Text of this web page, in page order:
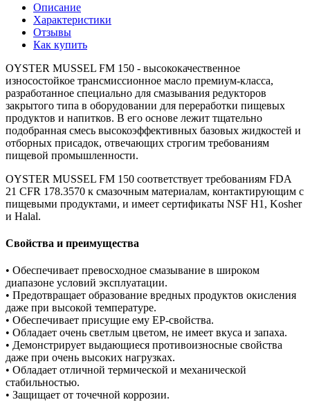
Описание
Характеристики
Отзывы
Как купить
OYSTER MUSSEL FM 150 - высококачественное
износостойкое трансмиссионное масло премиум-класса,
разработанное специально для смазывания редукторов
закрытого типа в оборудовании для переработки пищевых
продуктов и напитков. В его основе лежит тщательно
подобранная смесь высокоэффективных базовых жидкостей и
отборных присадок, отвечающих строгим требованиям
пищевой промышленности.
OYSTER MUSSEL FM 150 соответствует требованиям FDA
21 CFR 178.3570 к смазочным материалам, контактирующим с
пищевыми продуктами, и имеет сертификаты NSF H1, Kosher
и Halal.
Свойства и преимущества
• Обеспечивает превосходное смазывание в широком
диапазоне условий эксплуатации.
• Предотвращает образование вредных продуктов окисления
даже при высокой температуре.
• Обеспечивает присущие ему EP-свойства.
• Обладает очень светлым цветом, не имеет вкуса и запаха.
• Демонстрирует выдающиеся противоизносные свойства
даже при очень высоких нагрузках.
• Обладает отличной термической и механической
стабильностью.
• Защищает от точечной коррозии.